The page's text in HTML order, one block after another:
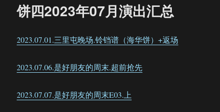
饼四2023年07月演出汇总
2023.07.01.三里屯晚场.铃铛谱（海华饼）+返场
2023.07.06.是好朋友的周末.超前抢先
2023.07.07.是好朋友的周末E03.上